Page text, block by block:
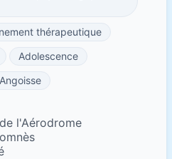
thérapeutique
Adolescence
Angoisse
l'Aérodrome